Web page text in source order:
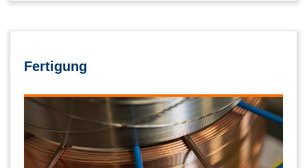
Fertigung